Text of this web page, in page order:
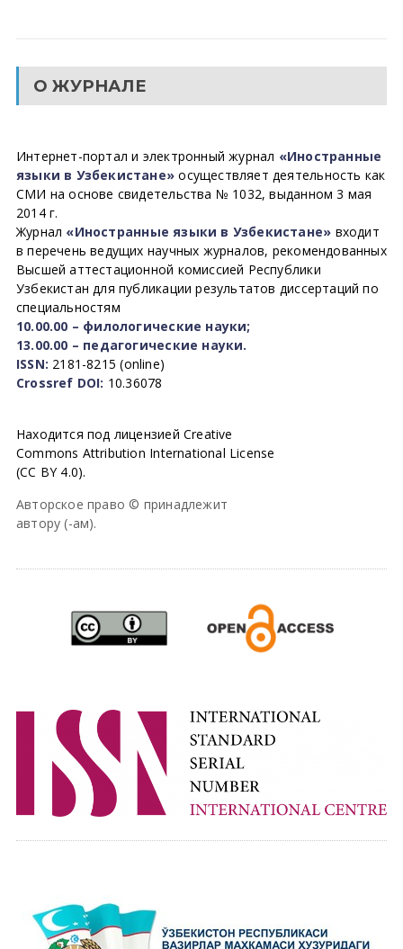
О ЖУРНАЛЕ
Интернет-портал и электронный журнал «Иностранные
языки в Узбекистане» осуществляет деятельность как
СМИ на основе свидетельства № 1032, выданном 3 мая
2014 г.
Журнал «Иностранные языки в Узбекистане» входит
в перечень ведущих научных журналов, рекомендованных
Высшей аттестационной комиссией Республики
Узбекистан для публикации результатов диссертаций по
специальностям
10.00.00 – филологические науки;
13.00.00 – педагогические науки.
ISSN: 2181-8215 (online)
Crossref DOI: 10.36078
Находится под лицензией Creative
Commons Attribution International License
(CC BY 4.0).
Авторское право © принадлежит
автору (-ам).